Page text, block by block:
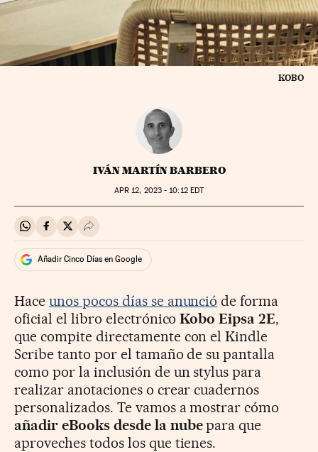
KOBO
IVÁN MARTÍN BARBERO
APR 12, 2023 - 10:12EDT
Compartir en Whatsapp
Compartir en Facebook
Compartir en Twitter
Desplegar Redes Sociales
Añadir Cinco Días en Google
Hace unos pocos días se anunció de forma
oficial el libro electrónicoKobo Eipsa 2E,
que compite directamente con el Kindle
Scribe tanto por el tamaño de su pantalla
como por la inclusión de un stylus para
realizar anotaciones o crear cuadernos
personalizados. Te vamos a mostrar cómo
añadir eBooks desde la nubepara que
aproveches todos los que tienes.